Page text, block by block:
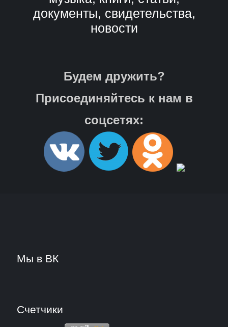
документы, свидетельства,
новости
Будем дружить?
Присоединяйтесь к нам в
соцсетях:
Мы в ВК
Счетчики